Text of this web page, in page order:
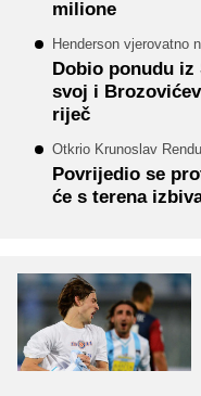
milione
Henderson vjerovatno
Dobio ponudu iz
svoj i
riječ
Otkrio Krunoslav
Povrijedio se
će s terena